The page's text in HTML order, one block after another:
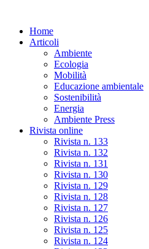
content
Home
Articoli
Ambiente
Ecologia
Mobilità
Educazione ambientale
Sostenibilità
Energia
Ambiente Press
Rivista online
Rivista n. 133
Rivista n. 132
Rivista n. 131
Rivista n. 130
Rivista n. 129
Rivista n. 128
Rivista n. 127
Rivista n. 126
Rivista n. 125
Rivista n. 124